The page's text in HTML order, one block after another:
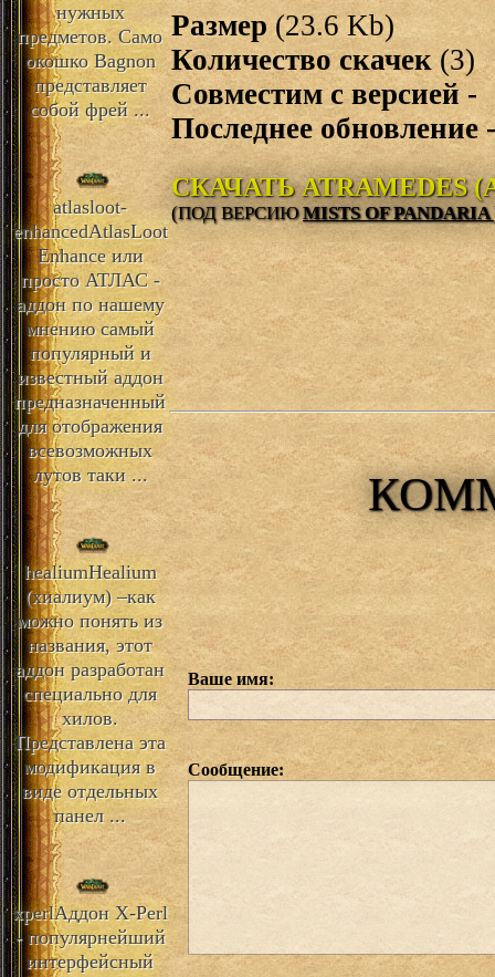
нужных
предметов. Само
окошко Bagnon
представляет
собой фрей ...
atlasloot-
enhancedAtlasLoot
Enhance или
просто АТЛАС -
аддон по нашему
мнению самый
популярный и
известный аддон
предназначенный
для отображения
всевозможных
лутов таки ...
healiumHealium
(хиалиум) –как
можно понять из
названия, этот
аддон разработан
специально для
хилов.
Представлена эта
модификация в
виде отдельных
панел ...
xperlАддон X-Perl
- популярнейший
интерфейсный
Размер (23.6 Kb)
Количество скачек(3)
Совместим с версией -
Последнее обновление
CКАЧАТЬ ATRAMEDES
(ПОД ВЕРСИЮMISTS OF PANDARIA
Ваше имя:
Сообщение: